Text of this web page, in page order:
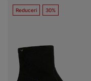
Reduceri 30%